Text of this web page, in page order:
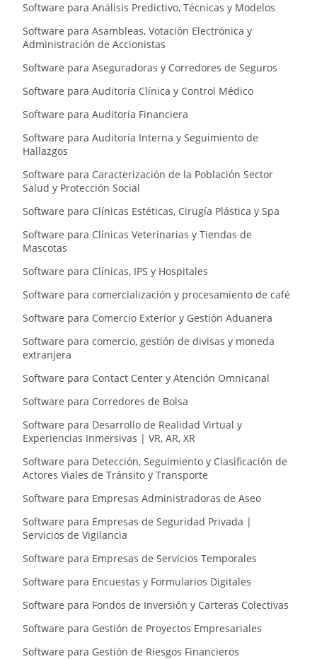
Software para Análisis Predictivo, Técnicas y Modelos
Software para Asambleas, Votación Electrónica y
Administración de Accionistas
Software para Aseguradoras y Corredores de Seguros
Software para Auditoría Clínica y Control Médico
Software para Auditoría Financiera
Software para Auditoría Interna y Seguimiento de
Hallazgos
Software para Caracterización de la Población Sector
Salud y Protección Social
Software para Clínicas Estéticas, Cirugía Plástica y Spa
Software para Clínicas Veterinarias y Tiendas de
Mascotas
Software para Clínicas, IPS y Hospitales
Software para comercialización y procesamiento de café
Software para Comercio Exterior y Gestión Aduanera
Software para comercio, gestión de divisas y moneda
extranjera
Software para Contact Center y Atención Omnicanal
Software para Corredores de Bolsa
Software para Desarrollo de Realidad Virtual y
Experiencias Inmersivas | VR, AR, XR
Software para Detección, Seguimiento y Clasificación de
Actores Viales de Tránsito y Transporte
Software para Empresas Administradoras de Aseo
Software para Empresas de Seguridad Privada |
Servicios de Vigilancia
Software para Empresas de Servicios Temporales
Software para Encuestas y Formularios Digitales
Software para Fondos de Inversión y Carteras Colectivas
Software para Gestión de Proyectos Empresariales
Software para Gestión de Riesgos Financieros